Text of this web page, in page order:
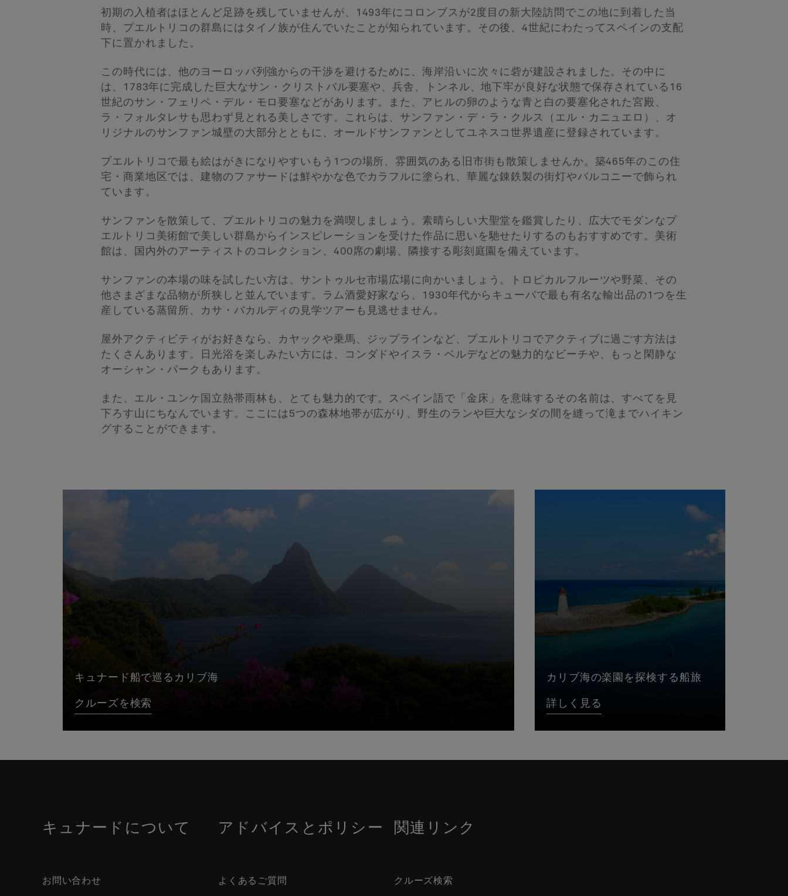
初期の入植者はほとんど足跡を残していませんが、1493年にコロンブスが2度目の新大陸訪問でこの地に到着した当
時、プエルトリコの群島にはタイノ族が住んでいたことが知られています。その後、4世紀にわたってスペインの支配
下に置かれました。
この時代には、他のヨーロッパ列強からの干渉を避けるために、海岸沿いに次々に砦が建設されました。その中に
は、1783年に完成した巨大なサン・クリストバル要塞や、兵舎、トンネル、地下牢が良好な状態で保存されている16
世紀のサン・フェリペ・デル・モロ要塞などがあります。また、アヒルの卵のような青と白の要塞化された宮殿、
ラ・フォルタレサも思わず見とれる美しさです。これらは、サンファン・デ・ラ・クルス（エル・カニュエロ）、オ
リジナルのサンファン城壁の大部分とともに、オールドサンファンとしてユネスコ世界遺産に登録されています。
プエルトリコで最も絵はがきになりやすいもう1つの場所、雰囲気のある旧市街も散策しませんか。築465年のこの住
宅・商業地区では、建物のファサードは鮮やかな色でカラフルに塗られ、華麗な錬鉄製の街灯やバルコニーで飾られ
ています。
サンファンを散策して、プエルトリコの魅力を満喫しましょう。素晴らしい大聖堂を鑑賞したり、広大でモダンなプ
エルトリコ美術館で美しい群島からインスピレーションを受けた作品に思いを馳せたりするのもおすすめです。美術
館は、国内外のアーティストのコレクション、400席の劇場、隣接する彫刻庭園を備えています。
サンファンの本場の味を試したい方は、サントゥルセ市場広場に向かいましょう。トロピカルフルーツや野菜、その
他さまざまな品物が所狭しと並んでいます。ラム酒愛好家なら、1930年代からキューバで最も有名な輸出品の1つを生
産している蒸留所、カサ・バカルディの見学ツアーも見逃せません。
屋外アクティビティがお好きなら、カヤックや乗馬、ジップラインなど、プエルトリコでアクティブに過ごす方法は
たくさんあります。日光浴を楽しみたい方には、コンダドやイスラ・ベルデなどの魅力的なビーチや、もっと閑静な
オーシャン・パークもあります。
また、エル・ユンケ国立熱帯雨林も、とても魅力的です。スペイン語で「金床」を意味するその名前は、すべてを見
下ろす山にちなんでいます。ここには5つの森林地帯が広がり、野生のランや巨大なシダの間を縫って滝までハイキン
グすることができます。
キュナード船で巡るカリブ海
クルーズを検索
カリブ海の楽園を探検する船旅
詳しく見る
キュナードについて
お問い合わせ
アドバイスとポリシー
よくあるご質問
関連リンク
クルーズ検索